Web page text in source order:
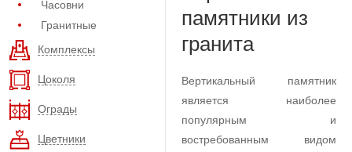
Часовни
Гранитные
Комплексы
Цоколя
Ограды
Цветники
памятники из
гранита
Вертикальный памятник
является наиболее
популярным и
востребованным видом